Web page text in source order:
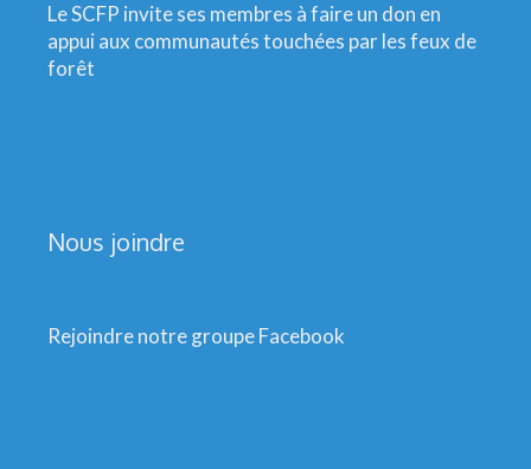
Le SCFP invite ses membres à faire un don en
appui aux communautés touchées par les feux de
forêt
Nous joindre
Rejoindre notre groupe Facebook